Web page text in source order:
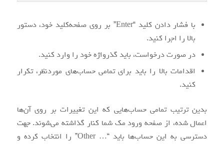
با فشار دادن کلید “Enter” بر روی صفحه‌کلید خود، دستور
بالا را اجرا کنید.
در صورت درخواست، باید گذرواژه خود را وارد کنید.
اقدامات بالا را باید برای تمامی حساب‌های موردنظر، تکرار
کنید.
بدین ترتیب تمامی حساب‌هایی که این تغییرات بر روی آن‌ها
اعمال شده، از صفحه ورود مک شما کنار گذاشته می‌شوند. جهت
دسترسی به این حساب‌ها باید “… Other” را انتخاب کرده و